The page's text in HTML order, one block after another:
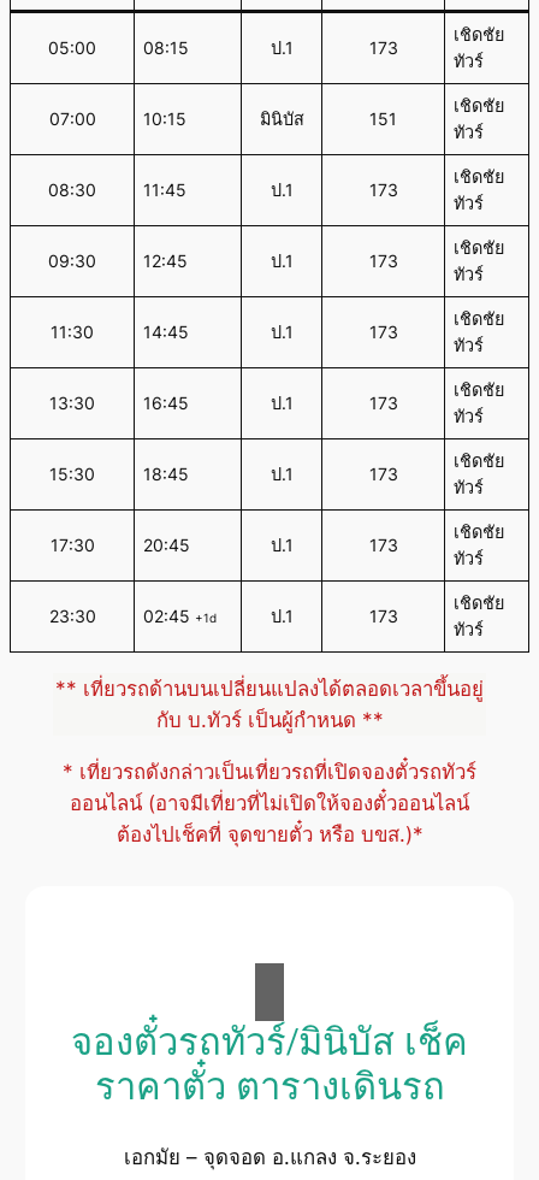
05:00 08:15 ป.1 173
เชิดชัย
ทัวร์
07:00 10:15 มินิบัส 151
เชิดชัย
ทัวร์
08:30 11:45 ป.1 173
เชิดชัย
ทัวร์
09:30 12:45 ป.1 173
เชิดชัย
ทัวร์
11:30 14:45 ป.1 173
เชิดชัย
ทัวร์
13:30 16:45 ป.1 173
เชิดชัย
ทัวร์
15:30 18:45 ป.1 173
เชิดชัย
ทัวร์
17:30 20:45 ป.1 173
เชิดชัย
ทัวร์
23:30 02:45 +1d ป.1 173
เชิดชัย
ทัวร์
** เที่ยวรถด้านบนเปลี่ยนแปลงได้ตลอดเวลาขึ้นอยู่
กับ บ.ทัวร์ เป็นผู้กำหนด **
* เที่ยวรถดังกล่าวเป็นเที่ยวรถที่เปิดจองตั๋วรถทัวร์
ออนไลน์ (อาจมีเที่ยวที่ไม่เปิดให้จองตั๋วออนไลน์
ต้องไปเช็คที่ จุดขายตั๋ว หรือ บขส.)*
จองตั๋วรถทัวร์/มินิบัส เช็ค
ราคาตั๋ว ตารางเดินรถ
เอกมัย – จุดจอด อ.แกลง จ.ระยอง